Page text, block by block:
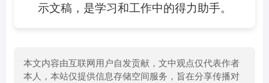
示文稿，是学习和工作中的得力助手。
本文内容由互联网用户自发贡献，文中观点仅代表作者
本人，本站仅提供信息存储空间服务，旨在分享传播对